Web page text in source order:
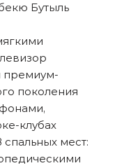
Бутыль
премиум-
поколения
клубах
мест: